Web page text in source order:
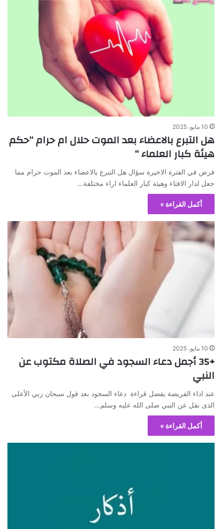
10 مايو، 2025
هل التبرع بالاعضاء بعد الموت حلال ام حرام “حكم
هيئة كبار العلماء “
فرض في الفترة الاخيرة سؤال هل التبرع بالاعضاء بعد الموت حرام مما
جعل لدار الافتاء وهيئة كبار العلماء اراء مختلفة…
أكمل القراءة »
10 مايو، 2025
+35 أجمل دعاء السجود في الصلاة مكتوب عن
النبي
عند اداء الفريضة يفضل قراءة دعاء السجود بعد قول سبحان ربي الأعلى
الذى نقل عن النبي صلى الله عليه وسلم…
أكمل القراءة »